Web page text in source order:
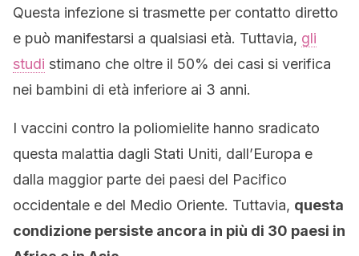
Questa infezione si trasmette per contatto diretto
e può manifestarsi a qualsiasi età. Tuttavia, gli
studi stimano che oltre il 50% dei casi si verifica
nei bambini di età inferiore ai 3 anni.
I vaccini contro la poliomielite hanno sradicato
questa malattia dagli Stati Uniti, dall’Europa e
dalla maggior parte dei paesi del Pacifico
occidentale e del Medio Oriente. Tuttavia, questa
condizione persiste ancora in più di 30 paesi in